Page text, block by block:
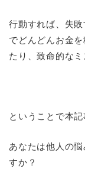
行動すれば、失
でどんどんお金
たり、致命的なミ
ということで本記
あなたは他人の
すか？